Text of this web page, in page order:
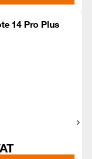
14 Pro Plus